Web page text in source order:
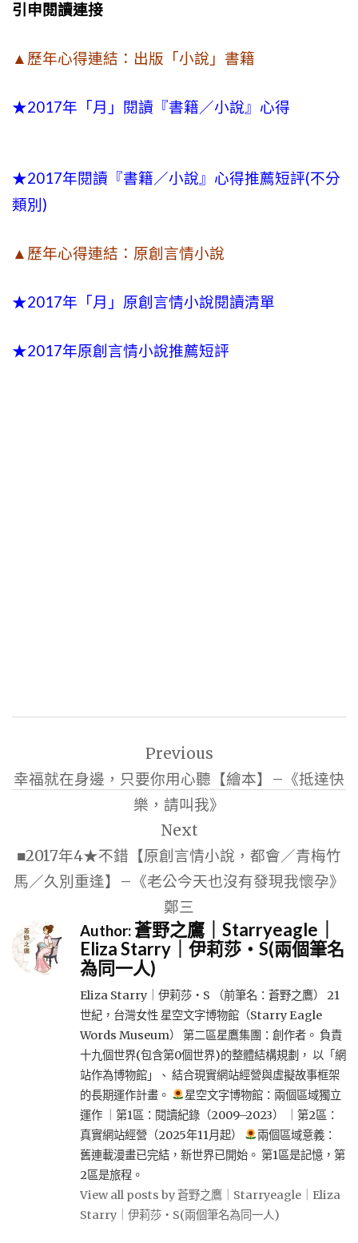
引申閱讀連接
▲歷年心得連結：出版「小說」書籍
★2017年「月」閱讀『書籍／小說』心得
★2017年閱讀『書籍／小說』心得推薦短評(不分
類別)
▲歷年心得連結：原創言情小說
★2017年「月」原創言情小說閱讀清單
★2017年原創言情小說推薦短評
導
Previous
幸福就在身邊，只要你用心聽【繪本】–《抵達快
樂，請叫我》
Next
■2017年4★不錯【原創言情小說，都會／青梅竹
馬／久別重逢】–《老公今天也沒有發現我懷孕》
鄭三
Author:蒼野之鷹｜Starryeagle｜
Eliza Starry｜伊莉莎・S(兩個筆名
為同一人)
Eliza Starry｜伊莉莎・S （前筆名：蒼野之鷹） 21
世紀，台灣女性 星空文字博物館（Starry Eagle
Words Museum） 第二區星鷹集團：創作者。 負責
十九個世界(包含第0個世界)的整體結構規劃， 以「網
站作為博物館」、 結合現實網站經營與虛擬故事框架
的長期運作計畫。
星空文字博物館：兩個區域獨立
運作 ｜第1區：閱讀紀錄（2009–2023） ｜第2區：
真實網站經營（2025年11月起）
兩個區域意義：
舊連載漫畫已完結，新世界已開始。 第1區是記憶，第
2區是旅程。
View all posts by 蒼野之鷹｜Starryeagle｜Eliza
Starry｜伊莉莎・S(兩個筆名為同一人)